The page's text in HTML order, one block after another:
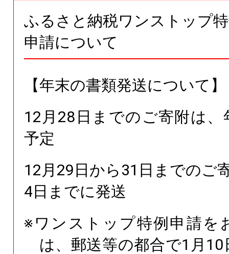
ふるさと納税ワンストップ
申請について
【年末の書類発送について】
12月28日までのご寄附は、
予定
12月29日から31日までのご
4日までに発送
※ワンストップ特例申請を
は、郵送等の都合で1月